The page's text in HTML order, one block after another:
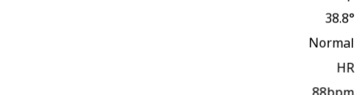
38.8°
Normal
HR